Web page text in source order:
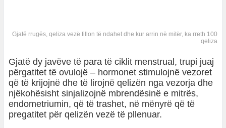
Gjatë rrugës, qeliza vezë fillon të ndahet dhe kur arrin në mitër, ka rreth 100
qeliza
Gjatë dy javëve të para të ciklit menstrual, trupi juaj
përgatitet të ovulojë – hormonet stimulojnë vezoret
që të krijojnë dhe të lirojnë qelizën nga vezorja dhe
njëkohësisht sinjalizojnë mbrendësinë e mitrës,
endometriumin, që të trashet, në mënyrë që të
pregatitet për qelizën vezë të pllenuar.